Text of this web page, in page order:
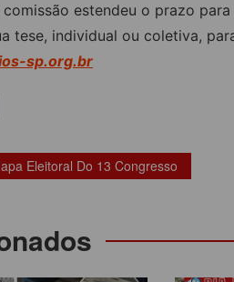
comissão estendeu o prazo
tese, individual ou coletiva,
sp.org.br
Eleitoral Do 13 Congresso